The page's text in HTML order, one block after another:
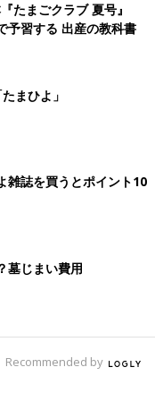
たまごクラブ 夏号』
予習する 出産の教科書
まひよ」
雑誌を買うとポイント10
墓じまい費用
Recommended by